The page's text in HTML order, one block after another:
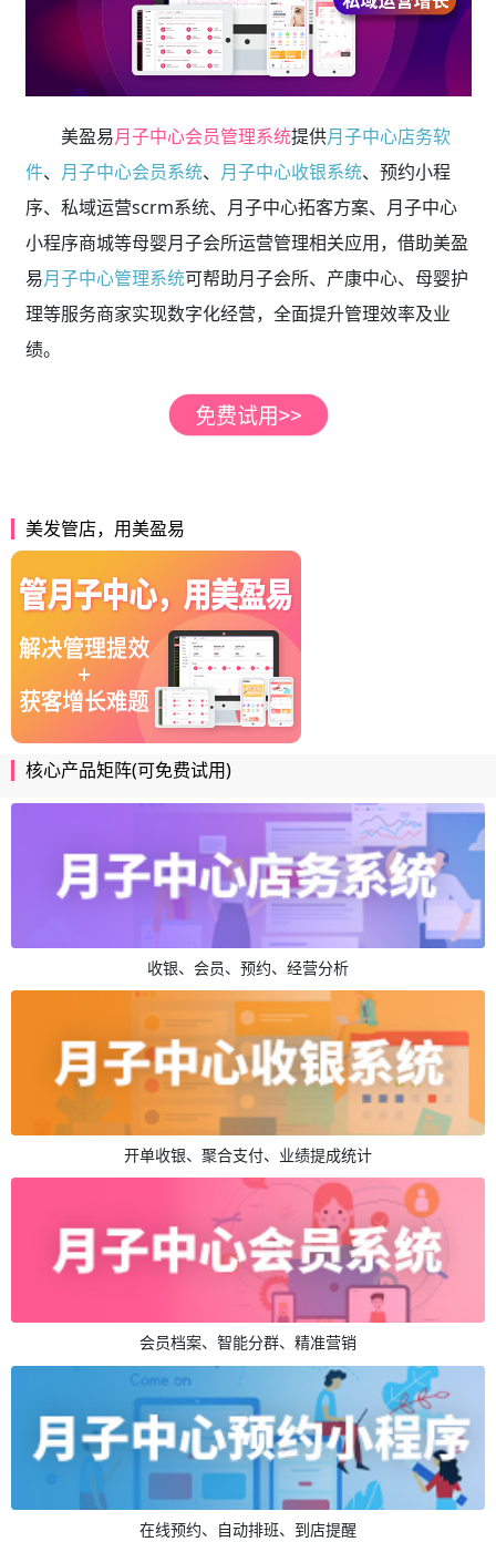
美盈易月子中心会员管理系统提供月子中心店务软
件、 月子中心会员系统、 月子中心收银系统、预约小程
序、私域运营scrm系统、月子中心拓客方案、月子中心
小程序商城等母婴月子会所运营管理相关应用，借助美盈
易月子中心管理系统可帮助月子会所、产康中心、母婴护
理等服务商家实现数字化经营，全面提升管理效率及业
绩。
美发管店，用美盈易
核心产品矩阵(可免费试用)
收银、会员、预约、经营分析
开单收银、聚合支付、业绩提成统计
会员档案、智能分群、精准营销
在线预约、自动排班、到店提醒